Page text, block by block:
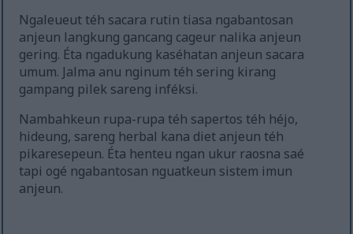
Ngaleueut téh sacara rutin tiasa ngabantosan
anjeun langkung gancang cageur nalika anjeun
gering. Éta ngadukung kaséhatan anjeun sacara
umum. Jalma anu nginum téh sering kirang
gampang pilek sareng inféksi.
Nambahkeun rupa-rupa téh sapertos téh héjo,
hideung, sareng herbal kana diet anjeun téh
pikaresepeun. Éta henteu ngan ukur raosna saé
tapi ogé ngabantosan nguatkeun sistem imun
anjeun.